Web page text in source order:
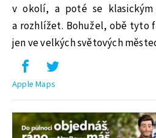
v okolí, a poté se klasickým
a rozhlížet. Bohužel, obě tyto
jen ve velkých světových
Apple Maps